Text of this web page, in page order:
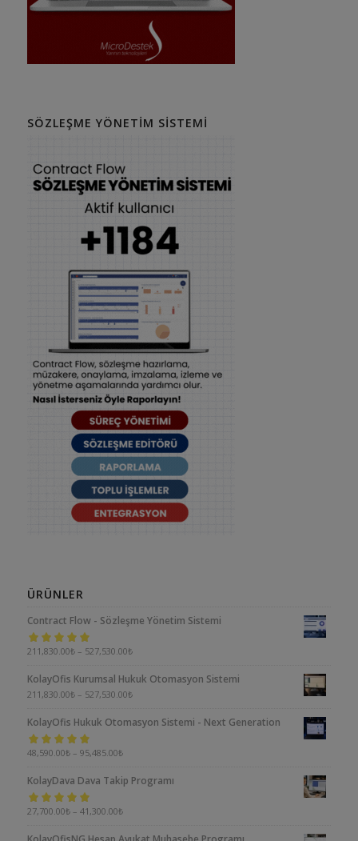
SÖZLEŞME YÖNETIM SISTEMI
ÜRÜNLER
Contract Flow - Sözleşme Yönetim Sistemi
5 üzerinden
211,830.00₺ – 527,530.00₺
KolayOfis Kurumsal Hukuk Otomasyon Sistemi
211,830.00₺ – 527,530.00₺
KolayOfis Hukuk Otomasyon Sistemi - Next Generation
5 üzerinden
48,590.00₺ – 95,485.00₺
KolayDava Dava Takip Programı
5 üzerinden
27,700.00₺ – 41,300.00₺